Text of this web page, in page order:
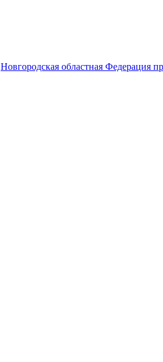
Новгородская областная Федерация